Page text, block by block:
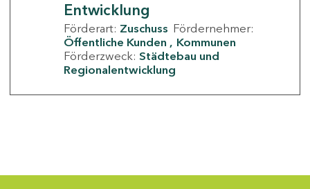
Entwicklung
Förderart: Zuschuss Fördernehmer:
Öffentliche Kunden
Kommunen
Förderzweck: Städtebau und
Regionalentwicklung